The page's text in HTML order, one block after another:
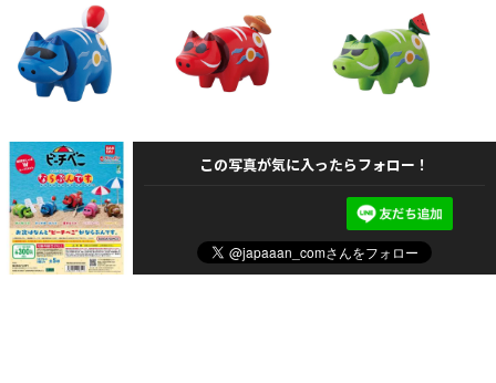
この写真が気に入ったらフォロー！